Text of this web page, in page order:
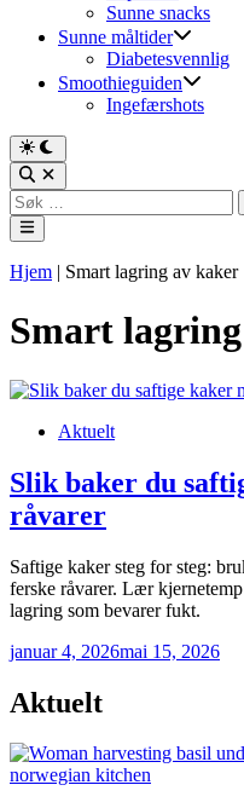
Sunne snacks
Sunne måltider
Diabetesvennlig
Smoothieguiden
Ingefærshots
Switch
to
dark
mode
Open
Search
Søk
etter:
Main
Menu
Hjem | Smart lagring av kaker
Smart
Posted Aktuelt
Slik baker du
råvarer
Saftige kaker steg for steg:
ferske råvarer. Lær
lagring som bevarer fukt.
januar 4, 2026mai 15, 2026
Aktuelt